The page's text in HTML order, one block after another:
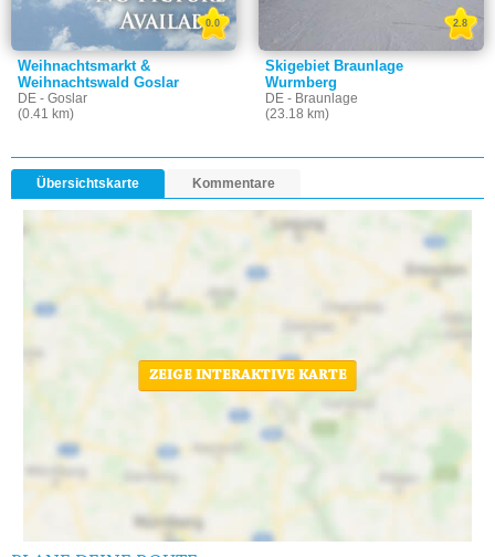
Weihnachtsmarkt &
Weihnachtswald Goslar
DE - Goslar
(0.41 km)
0.0
Skigebiet Braunlage
Wurmberg
DE - Braunlage
(23.18 km)
2.8
Übersichtskarte Kommentare
ZEIGE INTERAKTIVE KARTE